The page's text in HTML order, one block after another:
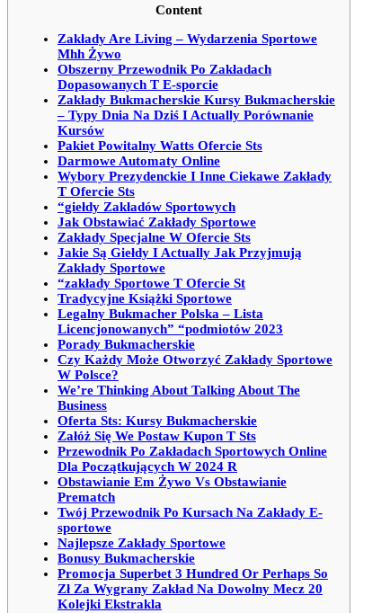
Content
Zakłady Are Living – Wydarzenia Sportowe
Mhh Żywo
Obszerny Przewodnik Po Zakładach
Dopasowanych T E-sporcie
Zakłady Bukmacherskie Kursy Bukmacherskie
– Typy Dnia Na Dziś I Actually Porównanie
Kursów
Pakiet Powitalny Watts Ofercie Sts
Darmowe Automaty Online
Wybory Prezydenckie I Inne Ciekawe Zakłady
T Ofercie Sts
“giełdy Zakładów Sportowych
Jak Obstawiać Zakłady Sportowe
Zakłady Specjalne W Ofercie Sts
Jakie Są Giełdy I Actually Jak Przyjmują
Zakłady Sportowe
“zakłady Sportowe T Ofercie St
Tradycyjne Książki Sportowe
Legalny Bukmacher Polska – Lista
Licencjonowanych” “podmiotów 2023
Porady Bukmacherskie
Czy Każdy Może Otworzyć Zakłady Sportowe
W Polsce?
We’re Thinking About Talking About The
Business
Oferta Sts: Kursy Bukmacherskie
Załóż Się We Postaw Kupon T Sts
Przewodnik Po Zakładach Sportowych Online
Dla Początkujących W 2024 R
Obstawianie Em Żywo Vs Obstawianie
Prematch
Twój Przewodnik Po Kursach Na Zakłady E-
sportowe
Najlepsze Zakłady Sportowe
Bonusy Bukmacherskie
Promocja Superbet 3 Hundred Or Perhaps So
Zł Za Wygrany Zakład Na Dowolny Mecz 20
Kolejki Ekstrakla